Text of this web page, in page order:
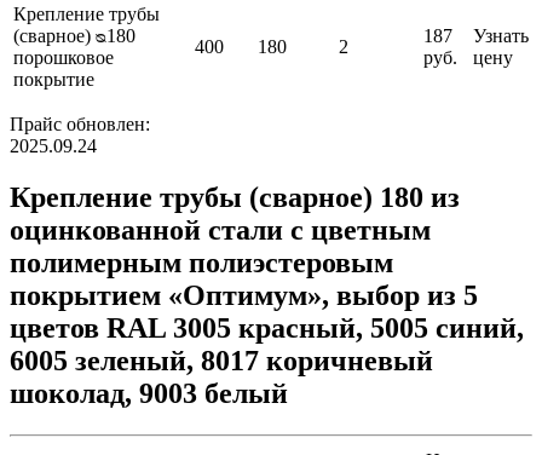
Крепление трубы
(сварное) ᴓ180
порошковое
покрытие
400 180 2
187
руб.
Узнать
цену
Прайс обновлен:
2025.09.24
Крепление трубы (сварное) 180 из
оцинкованной стали с цветным
полимерным полиэстеровым
покрытием «Оптимум», выбор из 5
цветов RAL 3005 красный, 5005 синий,
6005 зеленый, 8017 коричневый
шоколад, 9003 белый